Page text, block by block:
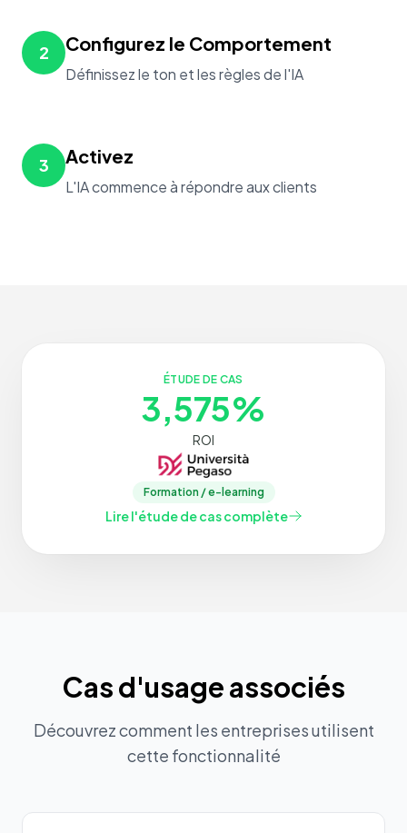
2 Configurez le Comportement
Définissez le ton et les règles de l'IA
3 Activez
L'IA commence à répondre aux clients
ÉTUDE DE CAS
3,575%
ROI
Formation / e-learning
Lire l'étude de cas complète
Cas d'usage associés
Découvrez comment les entreprises utilisent
cette fonctionnalité